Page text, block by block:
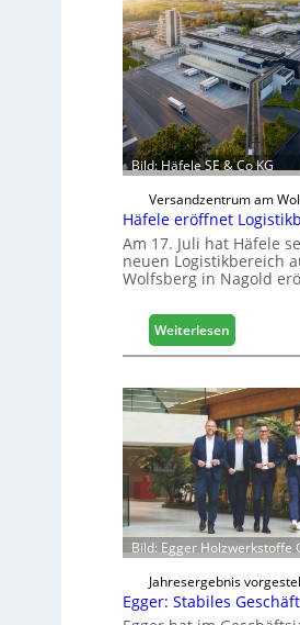
c
h
i
n
e
n
b
a
u
d
i
g
i
t
i
i
e
r
t
s
c
h
Bild: Häfele SE & Co KG
Versandzentrum am
Häfele eröffnet
Am 17. Juli hat Häfele
neuen Logistikbereich
Wolfsberg in Nagold
Weiterlesen:
H
f
e
l
e
e
r
ö
f
f
n
e
t
Bild: Egger Holzwerkstoffe
Jahresergebnis
Egger: Stabiles